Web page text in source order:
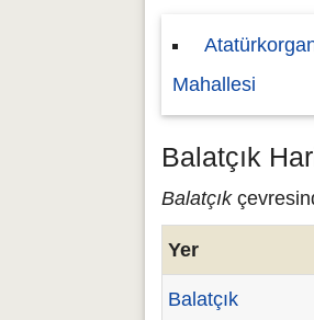
Mahallesi
Balatçık
Balatçık
Yer
Balatçık